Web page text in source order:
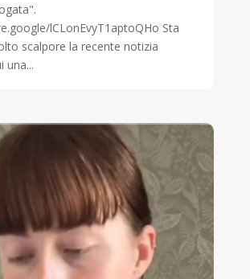
lCLonEvyT1aptoQHo Sta
scalpore la recente notizia
una...